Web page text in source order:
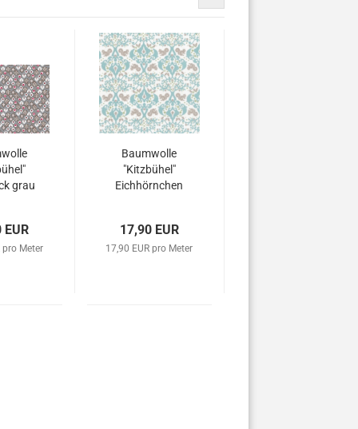
grau
EUR
pro Meter
Baumwolle
"Kitzbühel"
Eichhörnchen
17,90 EUR
17,90 EUR pro Meter